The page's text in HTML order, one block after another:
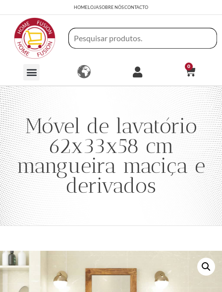
HOMELOJASOBRE NÓSCONTACTO
0
Móvel de lavatório
62x33x58 cm
mangueira maciça e
derivados